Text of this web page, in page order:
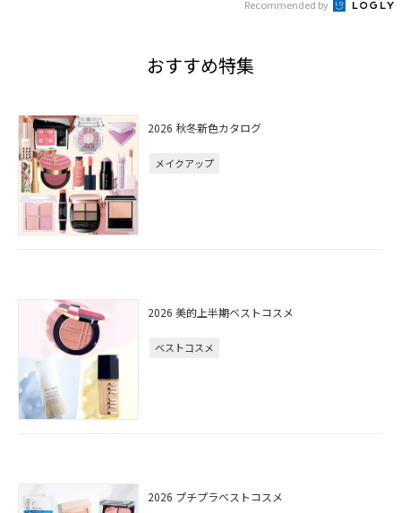
Recommended by
おすすめ特集
2026 秋冬新色カタログ
メイクアップ
2026 美的上半期ベストコスメ
ベストコスメ
2026 プチプラベストコスメ